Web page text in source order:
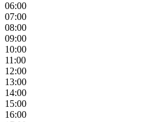
06:00
07:00
08:00
09:00
10:00
11:00
12:00
13:00
14:00
15:00
16:00